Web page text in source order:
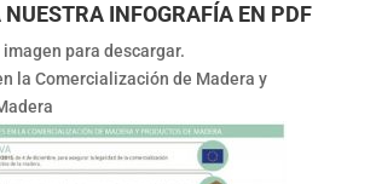
NUESTRA INFOGRAFÍA EN PDF
imagen para descargar.
la Comercialización de Madera y